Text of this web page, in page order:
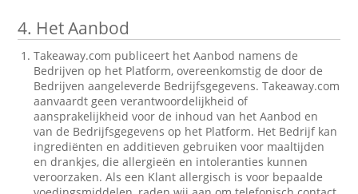
4. Het Aanbod
Takeaway.com publiceert het Aanbod namens de
Bedrijven op het Platform, overeenkomstig de door de
Bedrijven aangeleverde Bedrijfsgegevens. Takeaway.com
aanvaardt geen verantwoordelijkheid of
aansprakelijkheid voor de inhoud van het Aanbod en
van de Bedrijfsgegevens op het Platform. Het Bedrijf kan
ingrediënten en additieven gebruiken voor maaltijden
en drankjes, die allergieën en intoleranties kunnen
veroorzaken. Als een Klant allergisch is voor bepaalde